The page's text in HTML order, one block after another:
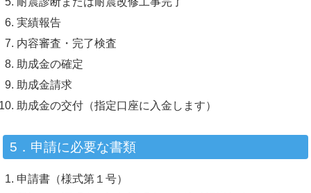
実績報告
内容審査・完了検査
助成金の確定
助成金請求
助成金の交付（指定口座に入金します）
5．申請に必要な書類
申請書（様式第１号）